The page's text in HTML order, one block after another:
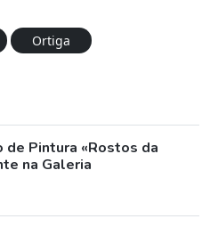
Ortiga
de Pintura «Rostos da
na Galeria